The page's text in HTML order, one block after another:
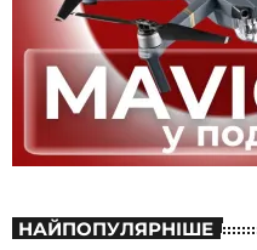
НАЙПОПУЛЯРНІШЕ